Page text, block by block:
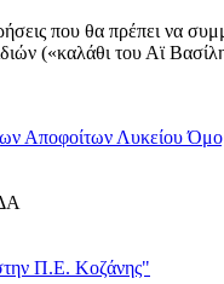
που θα πρέπει να
(«καλάθι του Αϊ